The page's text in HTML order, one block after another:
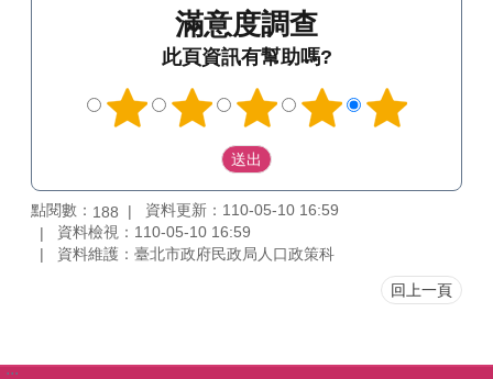
滿意度調查
此頁資訊有幫助嗎?
點閱數： 188
資料更新：110-05-10 16:59
資料檢視：110-05-10 16:59
資料維護：臺北市政府民政局人口政策科
回上一頁